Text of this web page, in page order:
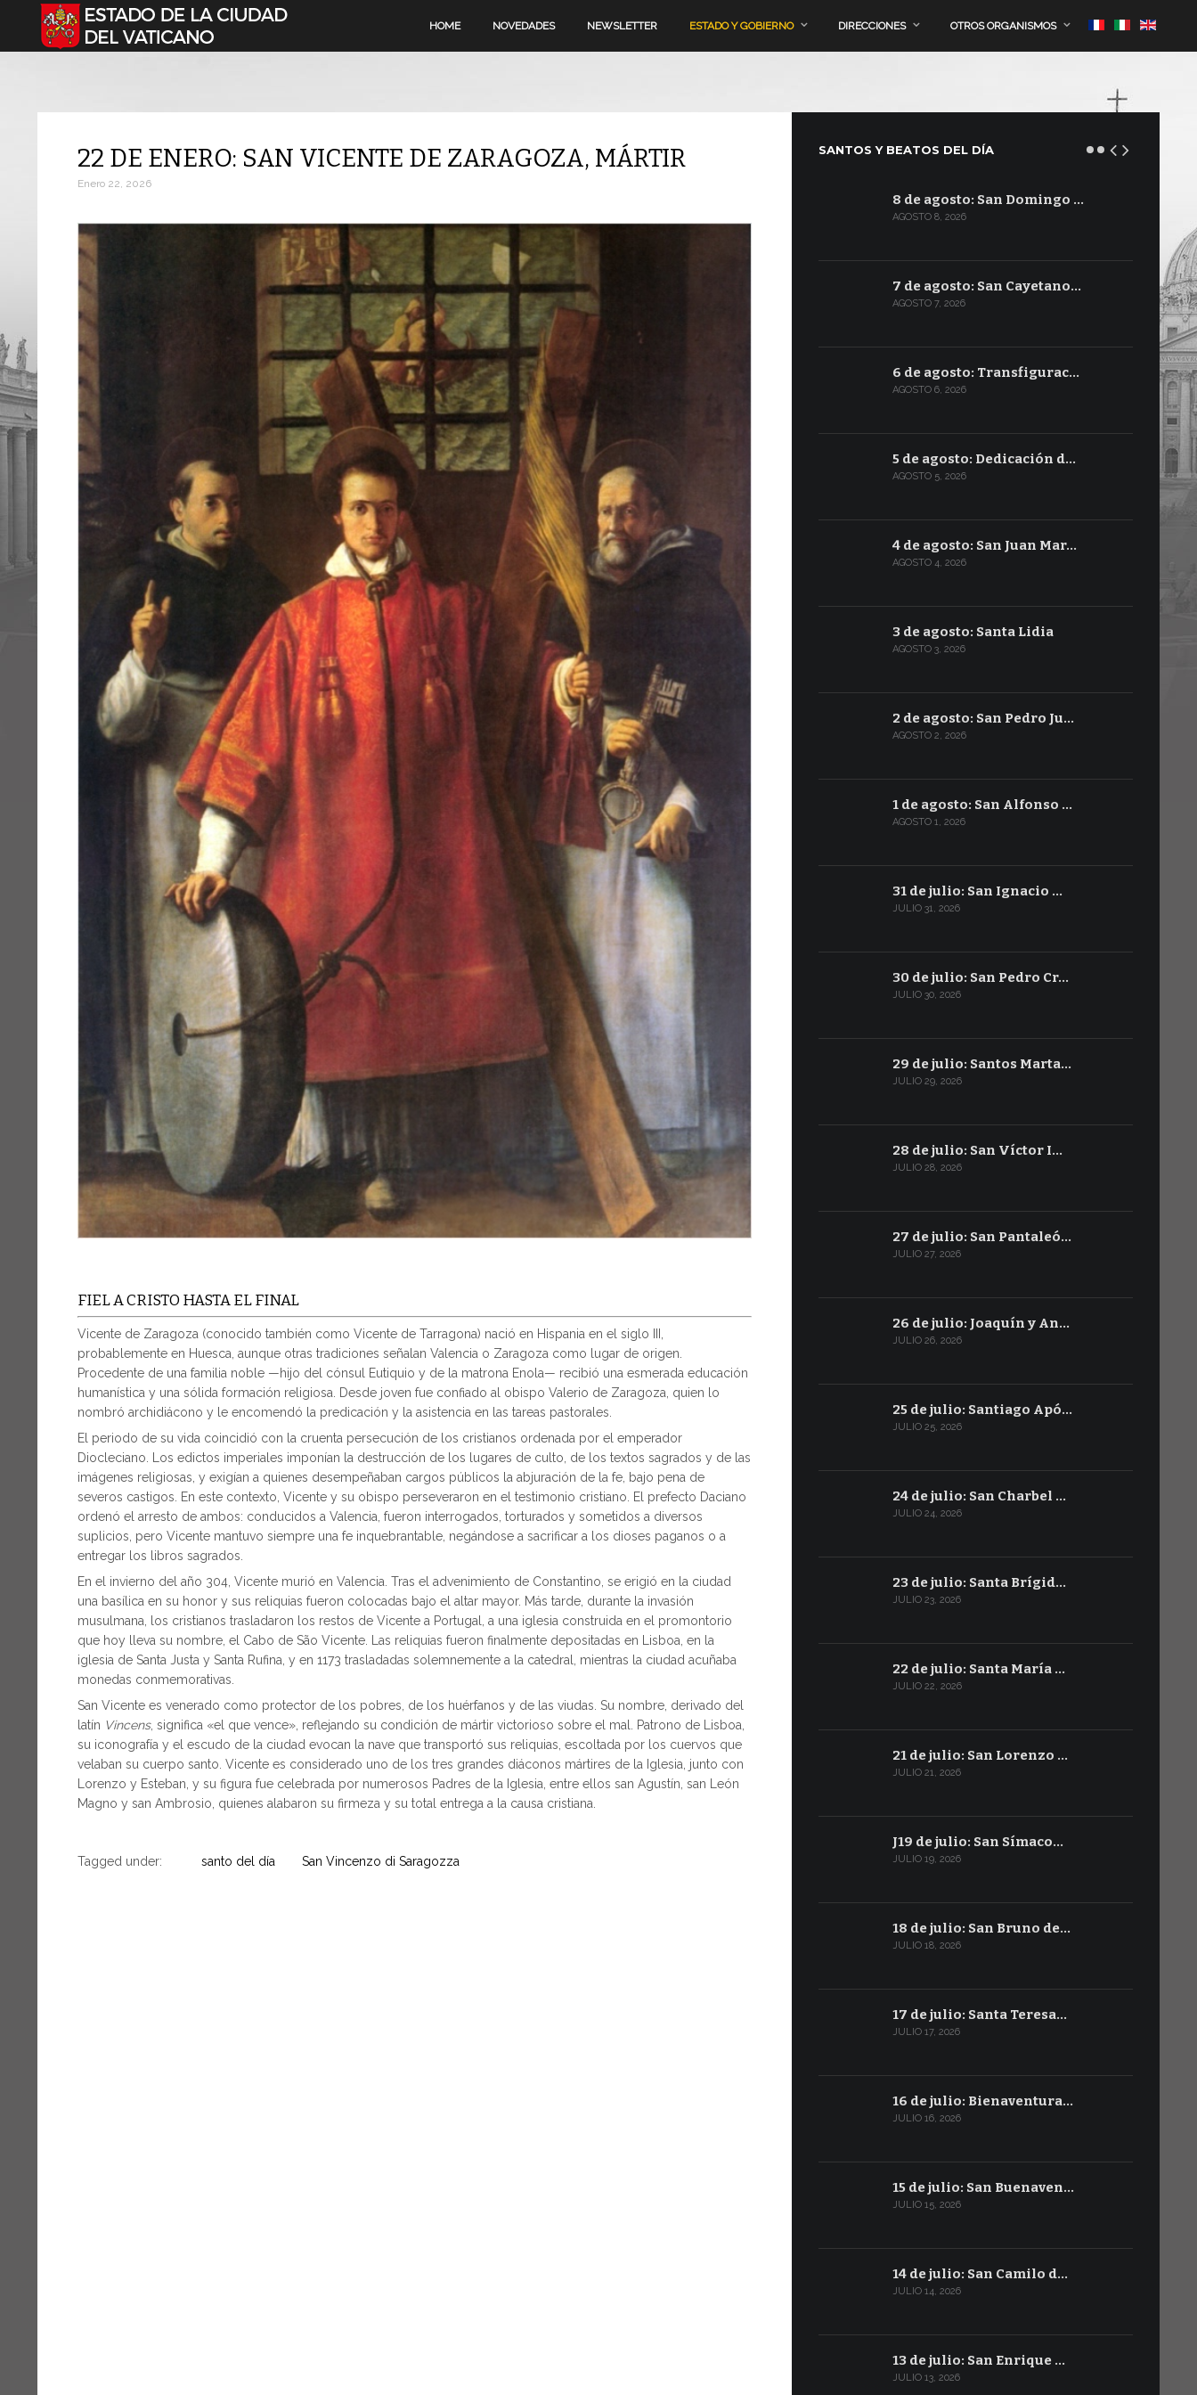
Seleccione su idioma HOME NOVEDADES NEWSLETTER ESTADO Y GOBIERNO DIRECCIONES OTROS ORGANISMOS
22 DE ENERO: SAN VICENTE DE ZARAGOZA, MÁRTIR
Enero 22, 2026
FIEL A CRISTO HASTA EL FINAL
Vicente de Zaragoza (conocido también como Vicente de Tarragona) nació en Hispania en el siglo III,
probablemente en Huesca, aunque otras tradiciones señalan Valencia o Zaragoza como lugar de origen.
Procedente de una familia noble —hijo del cónsul Eutiquio y de la matrona Enola— recibió una esmerada educación
humanística y una sólida formación religiosa. Desde joven fue confiado al obispo Valerio de Zaragoza, quien lo
nombró archidiácono y le encomendó la predicación y la asistencia en las tareas pastorales.
El periodo de su vida coincidió con la cruenta persecución de los cristianos ordenada por el emperador
Diocleciano. Los edictos imperiales imponían la destrucción de los lugares de culto, de los textos sagrados y de las
imágenes religiosas, y exigían a quienes desempeñaban cargos públicos la abjuración de la fe, bajo pena de
severos castigos. En este contexto, Vicente y su obispo perseveraron en el testimonio cristiano. El prefecto Daciano
ordenó el arresto de ambos: conducidos a Valencia, fueron interrogados, torturados y sometidos a diversos
suplicios, pero Vicente mantuvo siempre una fe inquebrantable, negándose a sacrificar a los dioses paganos o a
entregar los libros sagrados.
En el invierno del año 304, Vicente murió en Valencia. Tras el advenimiento de Constantino, se erigió en la ciudad
una basílica en su honor y sus reliquias fueron colocadas bajo el altar mayor. Más tarde, durante la invasión
musulmana, los cristianos trasladaron los restos de Vicente a Portugal, a una iglesia construida en el promontorio
que hoy lleva su nombre, el Cabo de São Vicente. Las reliquias fueron finalmente depositadas en Lisboa, en la
iglesia de Santa Justa y Santa Rufina, y en 1173 trasladadas solemnemente a la catedral, mientras la ciudad acuñaba
monedas conmemorativas.
San Vicente es venerado como protector de los pobres, de los huérfanos y de las viudas. Su nombre, derivado del
latín Vincens, significa «el que vence», reflejando su condición de mártir victorioso sobre el mal. Patrono de Lisboa,
su iconografía y el escudo de la ciudad evocan la nave que transportó sus reliquias, escoltada por los cuervos que
velaban su cuerpo santo. Vicente es considerado uno de los tres grandes diáconos mártires de la Iglesia, junto con
Lorenzo y Esteban, y su figura fue celebrada por numerosos Padres de la Iglesia, entre ellos san Agustín, san León
Magno y san Ambrosio, quienes alabaron su firmeza y su total entrega a la causa cristiana.
Tagged under: santo del día San Vincenzo di Saragozza
SANTOS Y BEATOS DEL DÍA
8 de agosto: San Domingo …
AGOSTO 8, 2026
7 de agosto: San Cayetano…
AGOSTO 7, 2026
6 de agosto: Transfigurac…
AGOSTO 6, 2026
5 de agosto: Dedicación d…
AGOSTO 5, 2026
4 de agosto: San Juan Mar…
AGOSTO 4, 2026
3 de agosto: Santa Lidia
AGOSTO 3, 2026
2 de agosto: San Pedro Ju…
AGOSTO 2, 2026
1 de agosto: San Alfonso …
AGOSTO 1, 2026
31 de julio: San Ignacio …
JULIO 31, 2026
30 de julio: San Pedro Cr…
JULIO 30, 2026
29 de julio: Santos Marta…
JULIO 29, 2026
28 de julio: San Víctor I…
JULIO 28, 2026
27 de julio: San Pantaleó…
JULIO 27, 2026
26 de julio: Joaquín y An…
JULIO 26, 2026
25 de julio: Santiago Apó…
JULIO 25, 2026
24 de julio: San Charbel …
JULIO 24, 2026
23 de julio: Santa Brígid…
JULIO 23, 2026
22 de julio: Santa María …
JULIO 22, 2026
21 de julio: San Lorenzo …
JULIO 21, 2026
J19 de julio: San Símaco…
JULIO 19, 2026
18 de julio: San Bruno de…
JULIO 18, 2026
17 de julio: Santa Teresa…
JULIO 17, 2026
16 de julio: Bienaventura…
JULIO 16, 2026
15 de julio: San Buenaven…
JULIO 15, 2026
14 de julio: San Camilo d…
JULIO 14, 2026
13 de julio: San Enrique …
JULIO 13, 2026